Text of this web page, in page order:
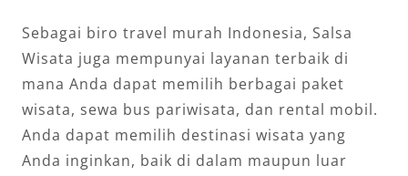
Sebagai biro travel murah Indonesia, Salsa
Wisata juga mempunyai layanan terbaik di
mana Anda dapat memilih berbagai paket
wisata, sewa bus pariwisata, dan rental mobil.
Anda dapat memilih destinasi wisata yang
Anda inginkan, baik di dalam maupun luar